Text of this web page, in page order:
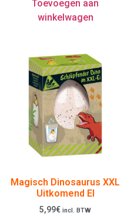
Toevoegen aan
winkelwagen
Magisch Dinosaurus XXL
Uitkomend EI
5,99€ incl. BTW